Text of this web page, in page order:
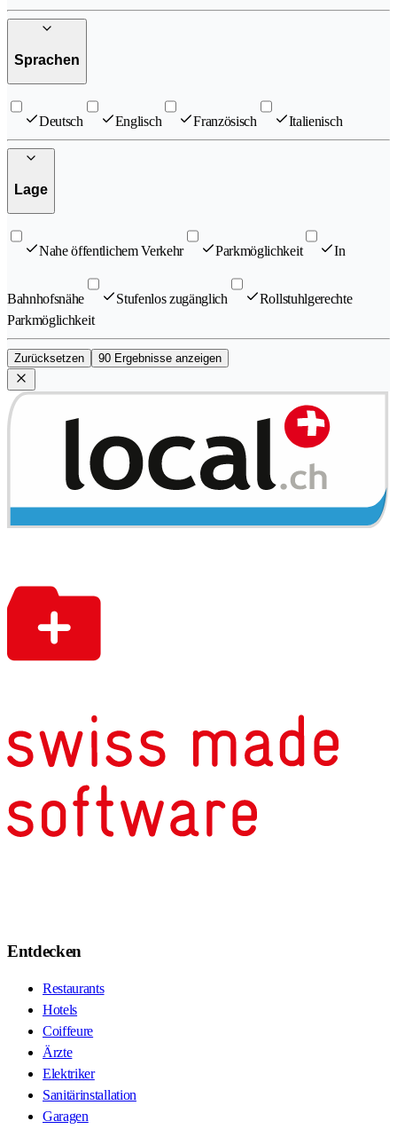
Sprachen
Deutsch Englisch Französisch Italienisch
Lage
Nahe öffentlichem Verkehr Parkmöglichkeit In
Bahnhofsnähe Stufenlos zugänglich
Rollstuhlgerechte
Parkmöglichkeit
Zurücksetzen 90 Ergebnisse anzeigen
Entdecken
Restaurants
Hotels
Coiffeure
Ärzte
Elektriker
Sanitärinstallation
Garagen